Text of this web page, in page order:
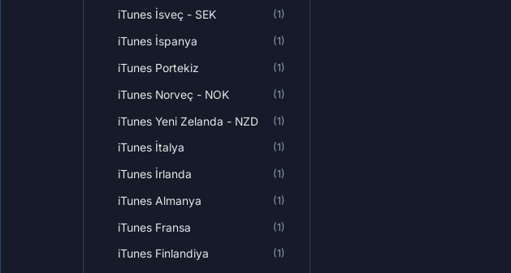
iTunes İsveç - SEK (1)
iTunes İspanya (1)
iTunes Portekiz (1)
iTunes Norveç - NOK (1)
iTunes Yeni Zelanda - NZD (1)
iTunes İtalya (1)
iTunes İrlanda (1)
iTunes Almanya (1)
iTunes Fransa (1)
iTunes Finlandiya (1)